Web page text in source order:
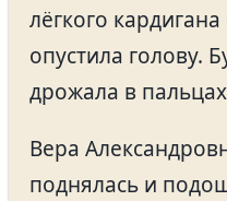
лёгкого
опустила голову.
дрожала в
Вера
поднялась и